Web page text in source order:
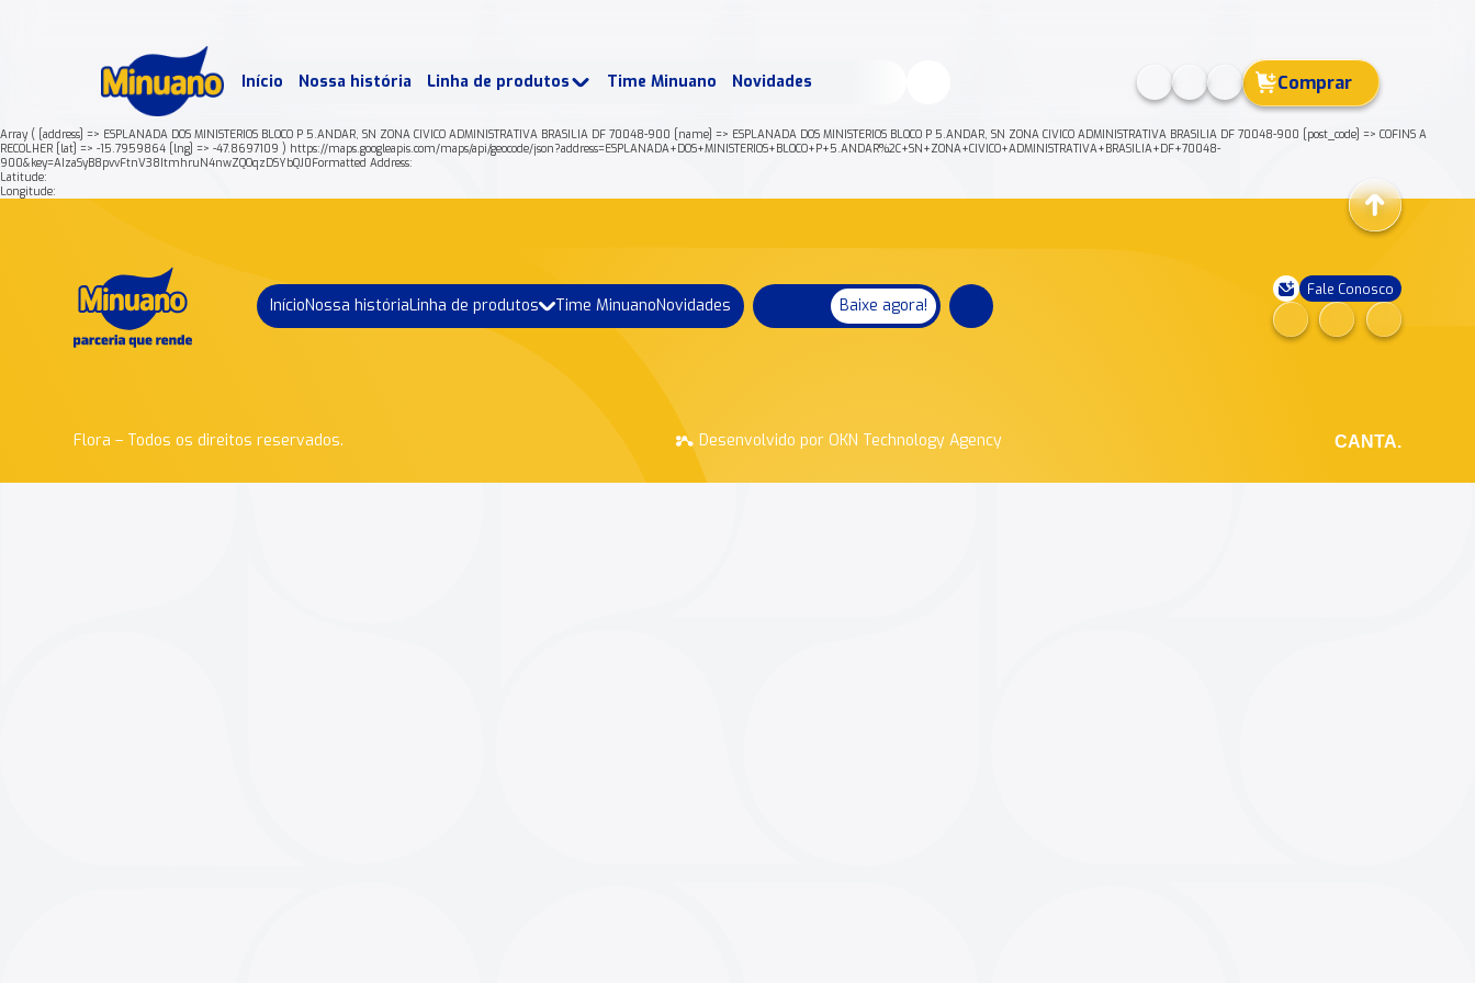
Início Nossa história Linha de produtos Time Minuano Novidades Comprar
Array ( [address] => ESPLANADA DOS MINISTERIOS BLOCO P 5.ANDAR, SN ZONA CIVICO ADMINISTRATIVA BRASILIA DF 70048-900 [name] => ESPLANADA DOS MINISTERIOS BLOCO P 5.ANDAR, SN ZONA CIVICO ADMINISTRATIVA BRASILIA DF 70048-900 [post_code] => COFINS A
RECOLHER [lat] => -15.7959864 [lng] => -47.8697109 ) https://maps.googleapis.com/maps/api/geocode/json?address=ESPLANADA+DOS+MINISTERIOS+BLOCO+P+5.ANDAR%2C+SN+ZONA+CIVICO+ADMINISTRATIVA+BRASILIA+DF+70048-
900&key=AIzaSyB8pvvFtnV38ItmhruN4nwZQOqzDSYbQJ0Formatted Address:
Latitude:
Longitude:
InícioNossa históriaLinha de produtos Time MinuanoNovidades Baixe agora!
Fale Conosco
Flora – Todos os direitos reservados. Desenvolvido por OKN Technology Agency CANTA.